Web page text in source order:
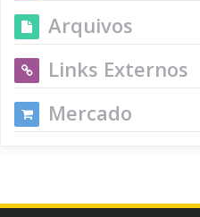
Arquivos
Links Externos
Mercado